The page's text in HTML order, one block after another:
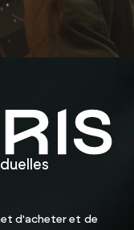
d'acheter et de